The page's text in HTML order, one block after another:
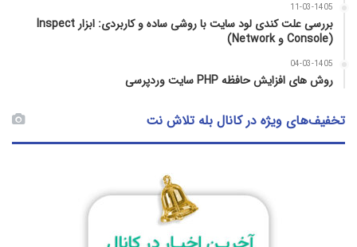
11-03-1405
بررسی علت کندی لود سایت با روشی ساده و کاربردی: ابزار Inspect
(Console و Network)
04-03-1405
روش‌ های افزایش حافظه PHP سایت وردپرسی
تخفیف‌های ویژه در کانال بله تلاش نت